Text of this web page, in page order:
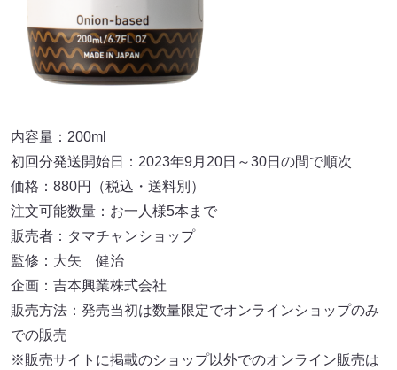
内容量：200ml
初回分発送開始日：2023年9月20日～30日の間で順次
価格：880円（税込・送料別）
注文可能数量：お一人様5本まで
販売者：タマチャンショップ
監修：大矢 健治
企画：吉本興業株式会社
販売方法：発売当初は数量限定でオンラインショップのみ
での販売
※販売サイトに掲載のショップ以外でのオンライン販売は